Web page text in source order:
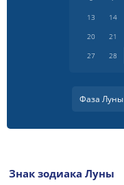
13
14
20
21
27
28
Фаза Луны
Знак зодиака Луны